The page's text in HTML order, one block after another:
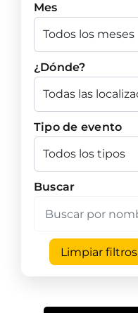
Mes
¿Dónde?
Tipo de evento
Buscar
Limpiar filtros